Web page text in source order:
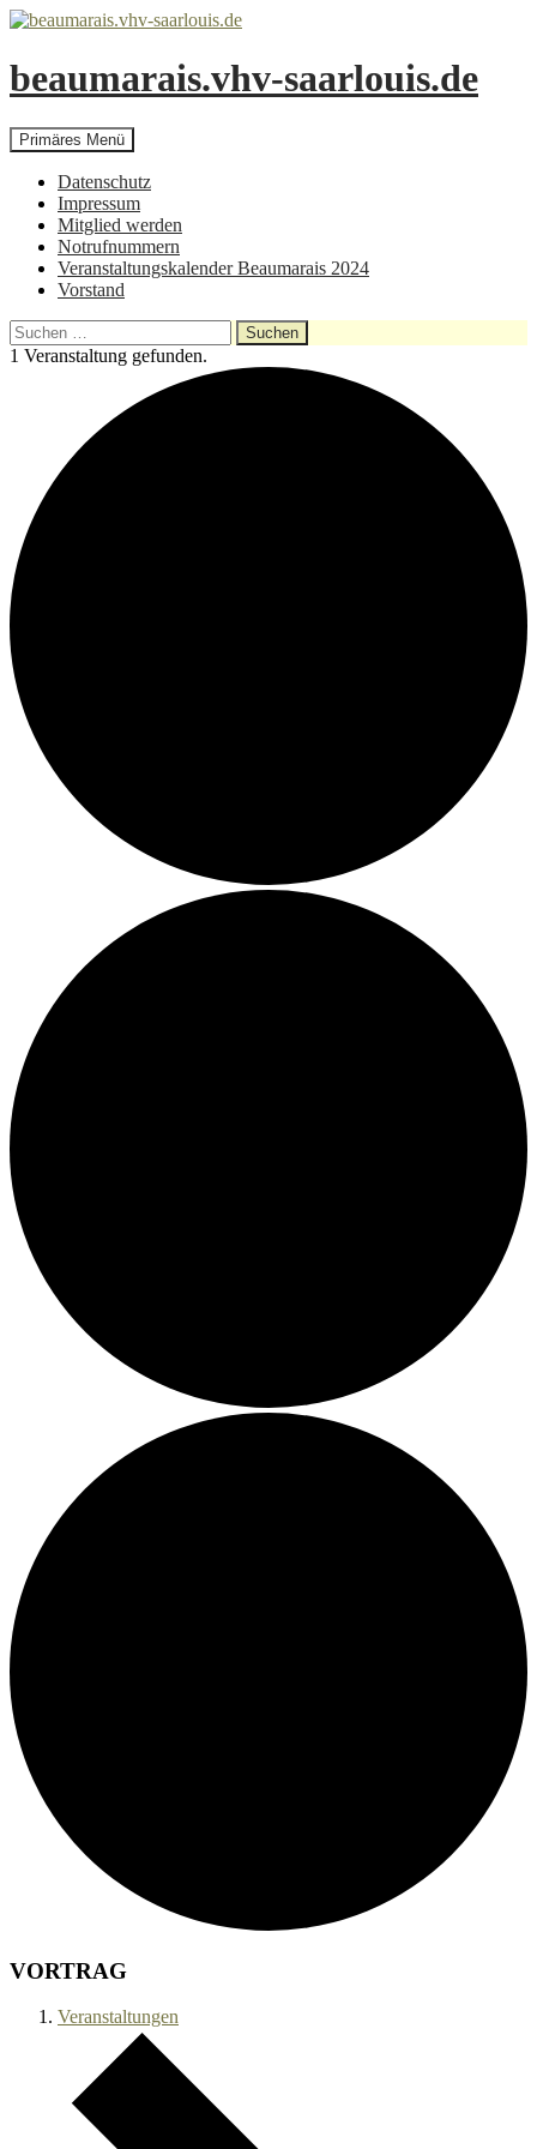
beaumarais.vhv-saarlouis.de
Suchen
Primäres Menü
Inhalt
springen
Datenschutz
Impressum
Mitglied werden
Notrufnummern
Veranstaltungskalender Beaumarais 2024
Vorstand
Suchen
nach:
1 Veranstaltung gefunden.
VORTRAG
Veranstaltungen